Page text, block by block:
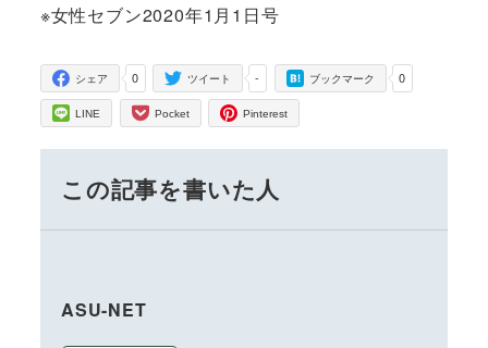
※女性セブン2020年1月1日号
0
シェア -
ツイート 0
ブックマーク
LINE Pocket Pinterest
この記事を書いた人
ASU-NET